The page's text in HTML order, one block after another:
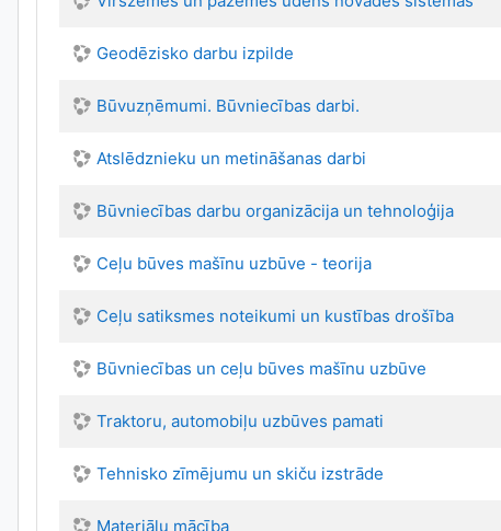
Geodēzisko darbu izpilde
Būvuzņēmumi. Būvniecības darbi.
Atslēdznieku un metināšanas darbi
Būvniecības darbu organizācija un tehnoloģija
Ceļu būves mašīnu uzbūve - teorija
Ceļu satiksmes noteikumi un kustības drošība
Būvniecības un ceļu būves mašīnu uzbūve
Traktoru, automobiļu uzbūves pamati
Tehnisko zīmējumu un skiču izstrāde
Materiālu mācība